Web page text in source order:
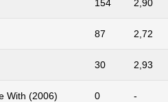
154 2,90
87 2,72
30 2,93
With (2006) 0 -